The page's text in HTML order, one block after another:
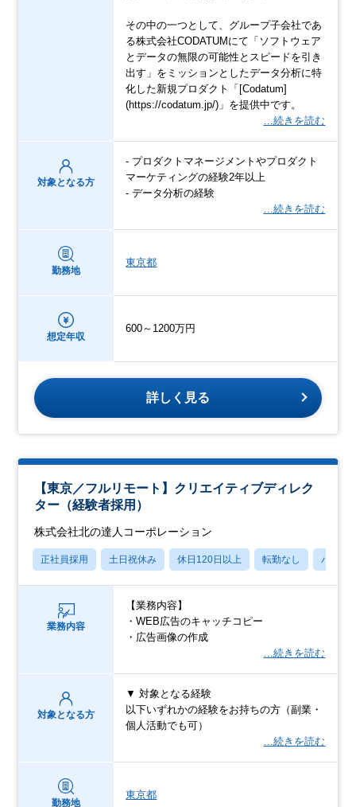
その中の一つとして、グループ子会社であ
る株式会社CODATUMにて「ソフトウェア
とデータの無限の可能性とスピードを引き
出す」をミッションとしたデータ分析に特
化した新規プロダクト「[Codatum]
(https://codatum.jp/)」を提供中です。
…続きを読む
対象となる方
- プロダクトマネージメントやプロダクト
マーケティングの経験2年以上
- データ分析の経験
…続きを読む
勤務地
東京都
想定年収
600～1200万円
詳しく見る
【東京／フルリモート】クリエイティブディレク
ター（経験者採用）
株式会社北の達人コーポレーション
正社員採用 土日祝休み 休日120日以上 転勤なし パパマ
業務内容
【業務内容】
・WEB広告のキャッチコピー
・広告画像の作成
…続きを読む
対象となる方
▼ 対象となる経験
以下いずれかの経験をお持ちの方（副業・
個人活動でも可）
…続きを読む
勤務地
東京都